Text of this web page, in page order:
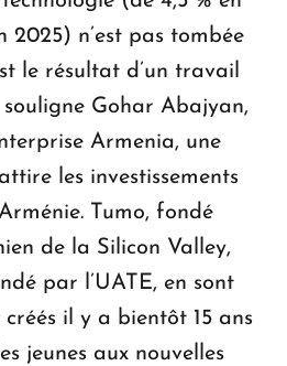
2025) n’est pas tombée
le résultat d’un travail
Gohar Abajyan,
Armenia, une
les investissements
Tumo, fondé
de la Silicon Valley,
par l’UATE, en sont
créés il y a bientôt 15 ans
jeunes aux nouvelles